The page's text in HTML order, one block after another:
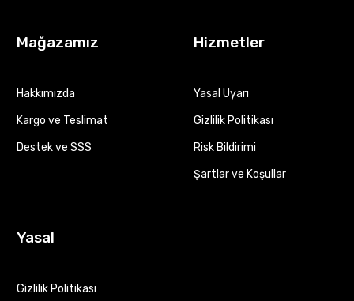
Mağazamız
Hakkımızda
Kargo ve Teslimat
Destek ve SSS
Hizmetler
Yasal Uyarı
Gizlilik Politikası
Risk Bildirimi
Şartlar ve Koşullar
Yasal
Gizlilik Politikası